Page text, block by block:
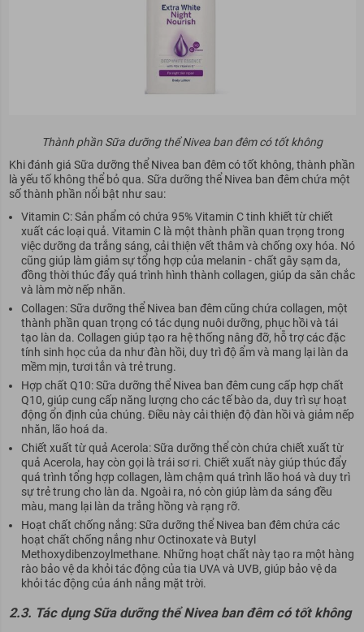
Thành phần Sữa dưỡng thể Nivea ban đêm có tốt không
Khi đánh giá Sữa dưỡng thể Nivea ban đêm có tốt không, thành phần
là yếu tố không thể bỏ qua. Sữa dưỡng thể Nivea ban đêm chứa một
số thành phần nổi bật như sau:
Vitamin C: Sản phẩm có chứa 95% Vitamin C tinh khiết từ chiết
xuất các loại quả. Vitamin C là một thành phần quan trọng trong
việc dưỡng da trắng sáng, cải thiện vết thâm và chống oxy hóa. Nó
cũng giúp làm giảm sự tổng hợp của melanin - chất gây sạm da,
đồng thời thúc đẩy quá trình hình thành collagen, giúp da săn chắc
và làm mờ nếp nhăn.
Collagen: Sữa dưỡng thể Nivea ban đêm cũng chứa collagen, một
thành phần quan trọng có tác dụng nuôi dưỡng, phục hồi và tái
tạo làn da. Collagen giúp tạo ra hệ thống nâng đỡ, hỗ trợ các đặc
tính sinh học của da như đàn hồi, duy trì độ ẩm và mang lại làn da
mềm mịn, tươi tắn và trẻ trung.
Hợp chất Q10: Sữa dưỡng thể Nivea ban đêm cung cấp hợp chất
Q10, giúp cung cấp năng lượng cho các tế bào da, duy trì sự hoạt
động ổn định của chúng. Điều này cải thiện độ đàn hồi và giảm nếp
nhăn, lão hoá da.
Chiết xuất từ quả Acerola: Sữa dưỡng thể còn chứa chiết xuất từ
quả Acerola, hay còn gọi là trái sơ ri. Chiết xuất này giúp thúc đẩy
quá trình tổng hợp collagen, làm chậm quá trình lão hoá và duy trì
sự trẻ trung cho làn da. Ngoài ra, nó còn giúp làm da sáng đều
màu, mang lại làn da trắng hồng và rạng rỡ.
Hoạt chất chống nắng: Sữa dưỡng thể Nivea ban đêm chứa các
hoạt chất chống nắng như Octinoxate và Butyl
Methoxydibenzoylmethane. Những hoạt chất này tạo ra một hàng
rào bảo vệ da khỏi tác động của tia UVA và UVB, giúp bảo vệ da
khỏi tác động của ánh nắng mặt trời.
2.3. Tác dụng Sữa dưỡng thể Nivea ban đêm có tốt không